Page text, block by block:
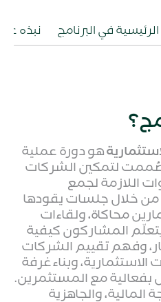
الرئيسية في البرنامج نبذه عن
هو دورة عملية
صُممت لتمكين الشركات
اللازمة لجمع
من خلال جلسات يقودها
محاكاة، ولقاءات
المشاركون كيفية
وفهم تقييم الشركات
وبناء غرفة
بفعالية مع المستثمرين.
المالية، والجاهزية